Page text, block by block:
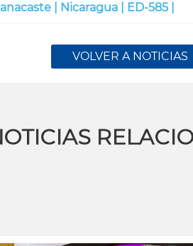
| Nicaragua | ED-585 |
VOLVER A NOTICIAS